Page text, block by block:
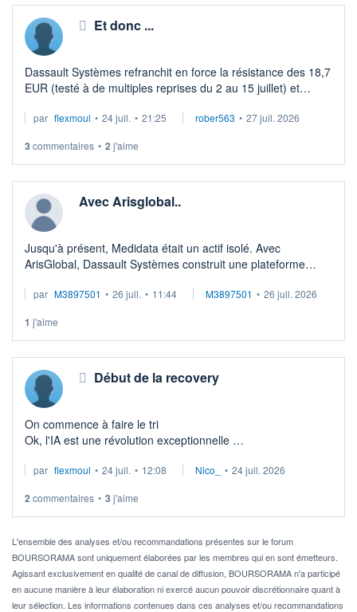
Et donc ...
Dassault Systèmes refranchit en force la résistance des 18,7
EUR (testé à de multiples reprises du 2 au 15 juillet) et
25 mai dernier.
par flexmoul • 24 juil. • 21:25 rober563 • 27 juil. 2026
3 commentaires • 2 j'aime
Avec Arisglobal..
Jusqu'à présent, Medidata était un actif isolé. Avec
ArisGlobal, Dassault Systèmes construit une plateforme
médicament, depuis la recherche cl ...
par M3897501 • 26 juil. • 11:44 M3897501 • 26 juil. 2026
1 j'aime
Début de la recovery
On commence à faire le tri
Ok, l'IA est une révolution exceptionnelle
Les vrais savoir-faire comme ceux des équipes DSY restent
par flexmoul • 24 juil. • 12:08 Nico_ • 24 juil. 2026
2 commentaires • 3 j'aime
L'ensemble des analyses et/ou recommandations présentes sur le forum
BOURSORAMA sont uniquement élaborées par les membres qui en sont émetteurs.
Agissant exclusivement en qualité de canal de diffusion, BOURSORAMA n'a participé
en aucune manière à leur élaboration ni exercé aucun pouvoir discrétionnaire quant à
leur sélection. Les informations contenues dans ces analyses et/ou recommandations